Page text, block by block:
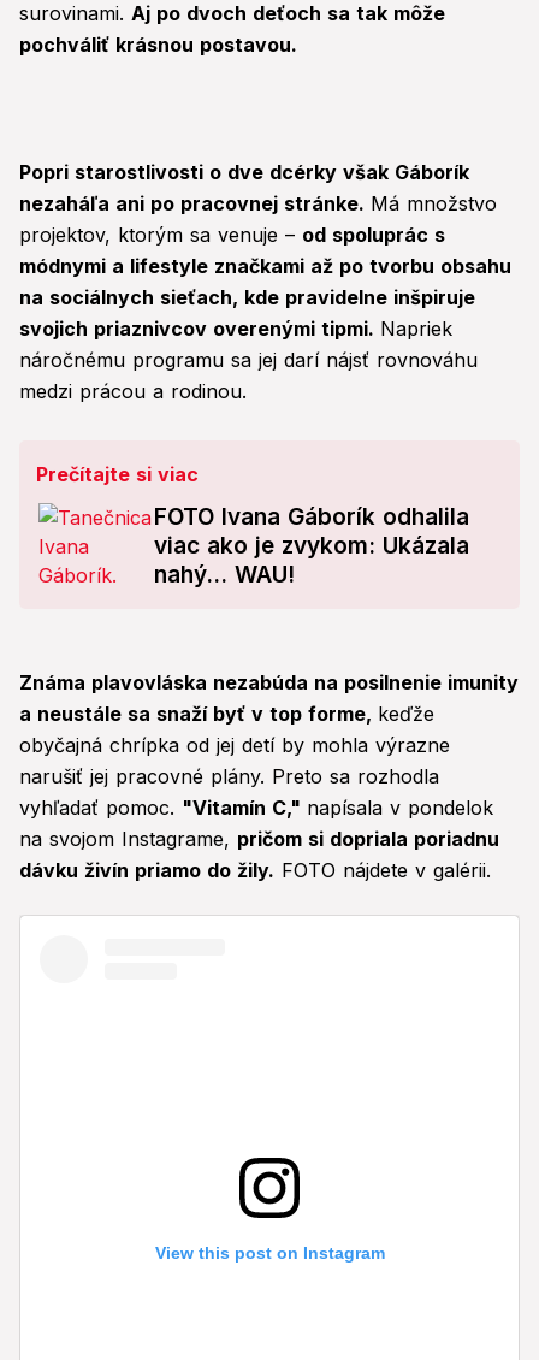
surovinami. Aj po dvoch deťoch sa tak môže
pochváliť krásnou postavou.
Popri starostlivosti o dve dcérky však Gáborík
nezaháľa ani po pracovnej stránke. Má množstvo
projektov, ktorým sa venuje – od spoluprác s
módnymi a lifestyle značkami až po tvorbu obsahu
na sociálnych sieťach, kde pravidelne inšpiruje
svojich priaznivcov overenými tipmi. Napriek
náročnému programu sa jej darí nájsť rovnováhu
medzi prácou a rodinou.
Prečítajte si viac
FOTO Ivana Gáborík odhalila
viac ako je zvykom: Ukázala
nahý... WAU!
Známa plavovláska nezabúda na posilnenie imunity
a neustále sa snaží byť v top forme, keďže
obyčajná chrípka od jej detí by mohla výrazne
narušiť jej pracovné plány. Preto sa rozhodla
vyhľadať pomoc. "Vitamín C," napísala v pondelok
na svojom Instagrame, pričom si dopriala poriadnu
dávku živín priamo do žily. FOTO nájdete v galérii.